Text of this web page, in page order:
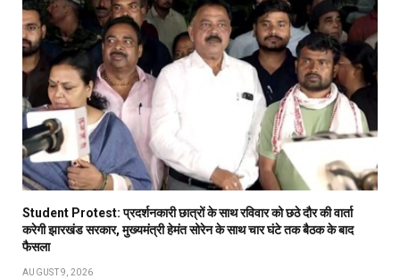
Student Protest: प्रदर्शनकारी छात्रों के साथ रविवार को छठे दौर की वार्ता
करेगी झारखंड सरकार, मुख्यमंत्री हेमंत सोरेन के साथ चार घंटे तक बैठक के बाद
फैसला
AUGUST 9, 2026